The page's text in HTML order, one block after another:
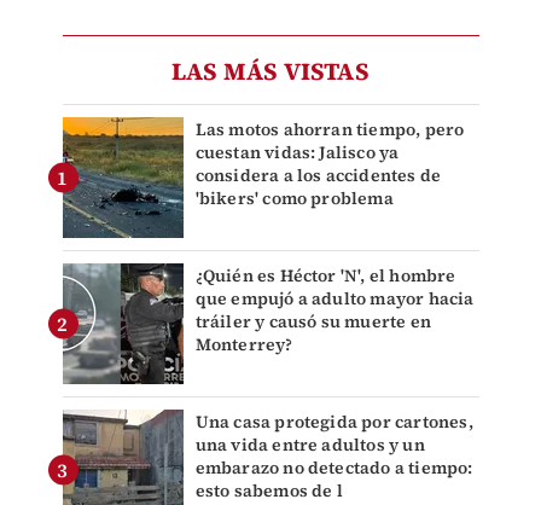
LAS MÁS VISTAS
Las motos ahorran tiempo, pero
cuestan vidas: Jalisco ya
considera a los accidentes de
'bikers' como problema
¿Quién es Héctor 'N', el hombre
que empujó a adulto mayor hacia
tráiler y causó su muerte en
Monterrey?
Una casa protegida por cartones,
una vida entre adultos y un
embarazo no detectado a tiempo:
esto sabemos de l